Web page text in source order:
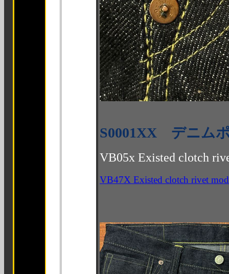
S0001XX デニム
VB05x Existed clotch
VB47X Existed clotch rivet